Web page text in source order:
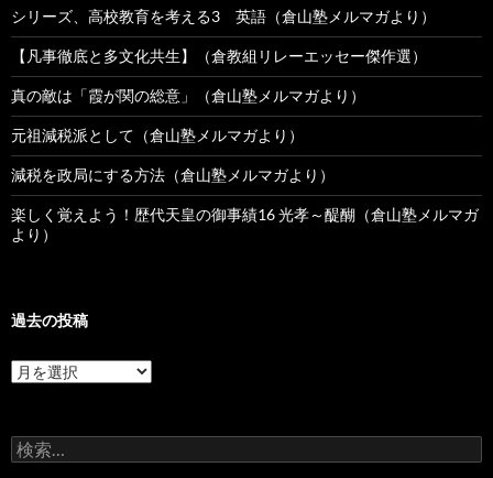
シリーズ、高校教育を考える3 英語（倉山塾メルマガより）
【凡事徹底と多文化共生】（倉教組リレーエッセー傑作選）
真の敵は「霞が関の総意」（倉山塾メルマガより）
元祖減税派として（倉山塾メルマガより）
減税を政局にする方法（倉山塾メルマガより）
楽しく覚えよう！歴代天皇の御事績16 光孝～醍醐（倉山塾メルマガ
より）
過去の投稿
過
去
稿
検
索: